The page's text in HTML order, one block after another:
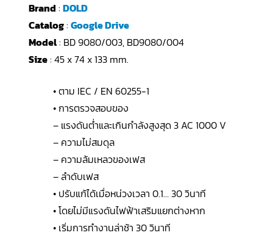
Brand : DOLD
Catalog: Google Drive
Model: BD 9080/003, BD9080/004
Size: 45 x 74 x 133 mm.
• ตาม IEC / EN 60255-1
• การตรวจสอบของ
– แรงดันต่ำและเกินกำลังสูงสุด 3 AC 1000 V
– ความไม่สมดุล
– ความล้มเหลวของเฟส
– ลำดับเฟส
• ปรับแก้ได้เมื่อหน่วงเวลา 0.1… 30 วินาที
• โดยไม่มีแรงดันไฟฟ้าเสริมแยกต่างหาก
• เริ่มการทำงานล่าช้า 30 วินาที